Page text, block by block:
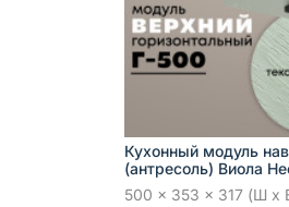
Кухонный модуль
(антресоль) Виола
500 x 353 x 317 (Ш x